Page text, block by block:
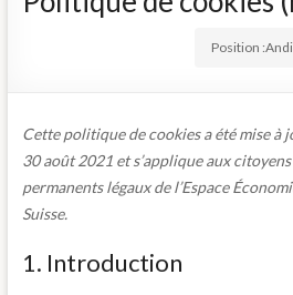
Position :
Cette politique de cookies a été mise à
30 août 2021 et s’applique aux
permanents légaux de l’Espace
Suisse.
1. Introduction